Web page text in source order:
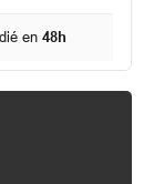
en48h